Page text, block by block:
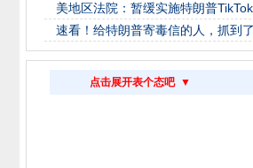
美地区法院：暂缓实施特朗普
速看！给特朗普寄毒信的人，抓到
点击展开表个态吧 ▼